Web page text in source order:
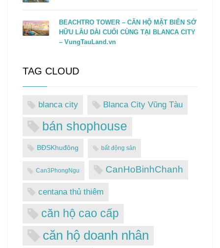
BEACHTRO TOWER – CĂN HỘ MẶT BIỂN SỞ
HỮU LÂU DÀI CUỐI CÙNG TẠI BLANCA CITY
– VungTauLand.vn
TAG CLOUD
blanca city Blanca City Vũng Tàu
bán shophouse
BĐSKhuđông bất động sản
Can3PhongNgu CanHoBinhChanh
centana thủ thiêm
căn hộ cao cấp
căn hộ doanh nhân